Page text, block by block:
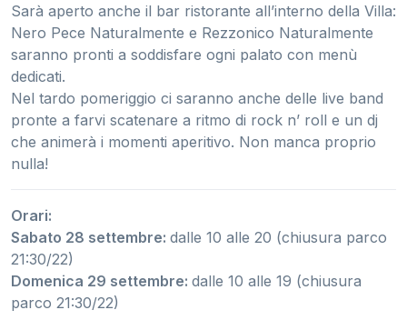
Sarà aperto anche il bar ristorante all’interno della Villa:
Nero Pece Naturalmente e Rezzonico Naturalmente
saranno pronti a soddisfare ogni palato con menù
dedicati.
Nel tardo pomeriggio ci saranno anche delle live band
pronte a farvi scatenare a ritmo di rock n’ roll e un dj
che animerà i momenti aperitivo. Non manca proprio
nulla!
Orari:
Sabato 28 settembre: dalle 10 alle 20 (chiusura parco
21:30/22)
Domenica 29 settembre: dalle 10 alle 19 (chiusura
parco 21:30/22)